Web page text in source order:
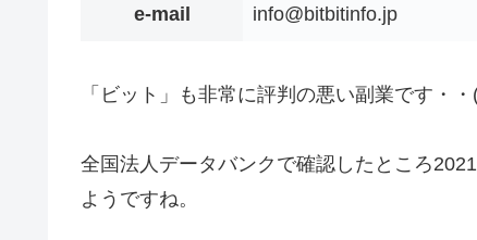
e-mail info@bitbitinfo.jp
「ビット」も非常に評判の悪い副業です・
全国法人データバンクで確認したところ
ようですね。